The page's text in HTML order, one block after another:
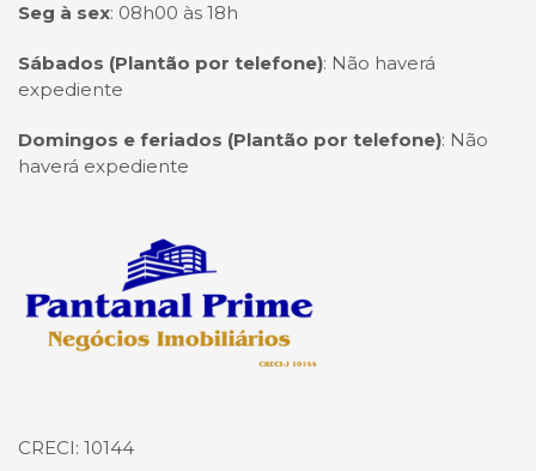
Seg à sex: 08h00 às 18h
Sábados (Plantão por telefone): Não haverá
expediente
Domingos e feriados (Plantão por telefone): Não
haverá expediente
Página inicial
CRECI: 10144